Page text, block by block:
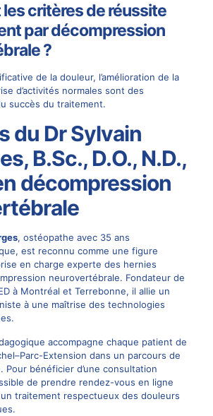
critères de réussite
par décompression
?
de la douleur, l’amélioration de la
d’activités normales sont des
succès du traitement.
du Dr Sylvain
B.Sc., D.O., N.D.,
décompression
, ostéopathe avec 35 ans
est reconnu comme une figure
en charge experte des hernies
neurovertébrale. Fondateur de
à Montréal et Terrebonne, il allie un
à une maîtrise des technologies
accompagne chaque patient de
Extension dans un parcours de
Pour bénéficier d’une consultation
de prendre rendez-vous en ligne
traitement respectueux des douleurs